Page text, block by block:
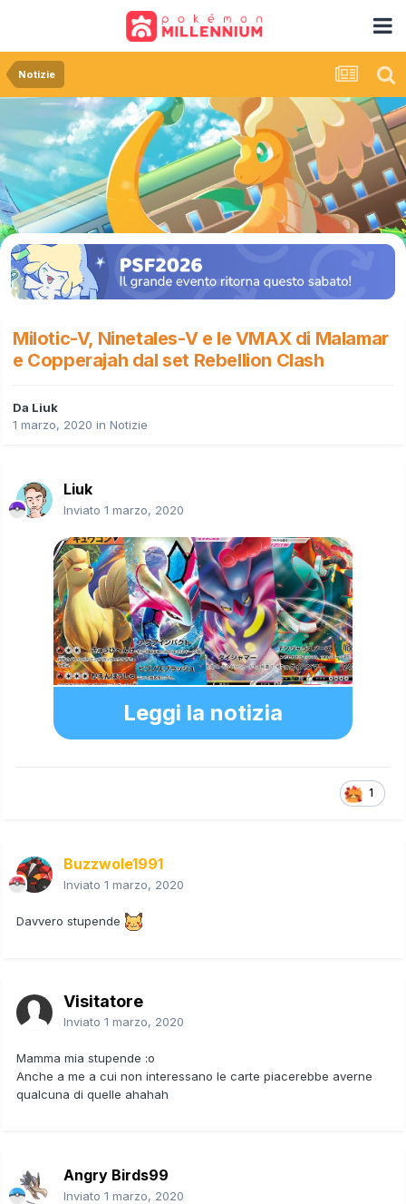
Notizie
Milotic-V, Ninetales-V e le VMAX di Malamar
e Copperajah dal set Rebellion Clash
Da Liuk
1 marzo, 2020 in Notizie
Liuk
Inviato 1 marzo, 2020
Leggi la notizia
1
Buzzwole1991
Inviato 1 marzo, 2020
Davvero stupende
Visitatore
Inviato 1 marzo, 2020
Mamma mia stupende :o
Anche a me a cui non interessano le carte piacerebbe averne
qualcuna di quelle ahahah
Angry Birds99
Inviato 1 marzo, 2020